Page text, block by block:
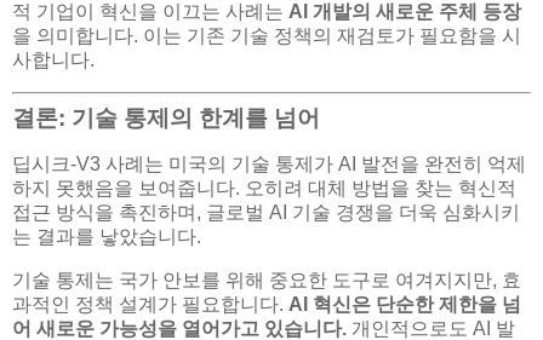
적 기업이 혁신을 이끄는 사례는 AI 개발의 새로운 주체 등장
을 의미합니다. 이는 기존 기술 정책의 재검토가 필요함을 시
사합니다.
결론: 기술 통제의 한계를 넘어
딥시크-V3 사례는 미국의 기술 통제가 AI 발전을 완전히 억제
하지 못했음을 보여줍니다. 오히려 대체 방법을 찾는 혁신적
접근 방식을 촉진하며, 글로벌 AI 기술 경쟁을 더욱 심화시키
는 결과를 낳았습니다.
기술 통제는 국가 안보를 위해 중요한 도구로 여겨지지만, 효
과적인 정책 설계가 필요합니다. AI 혁신은 단순한 제한을 넘
어 새로운 가능성을 열어가고 있습니다. 개인적으로도 AI 발